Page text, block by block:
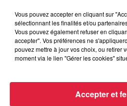
Vous pouvez accepter en cliquant sur
sélectionnant les finalités et/ou
Vous pouvez également refuser en
accepter". Vos préférences ne
pouvez mettre à jour vos choix, ou retirer
moment via le lien "Gérer les cookies"
Accepter et